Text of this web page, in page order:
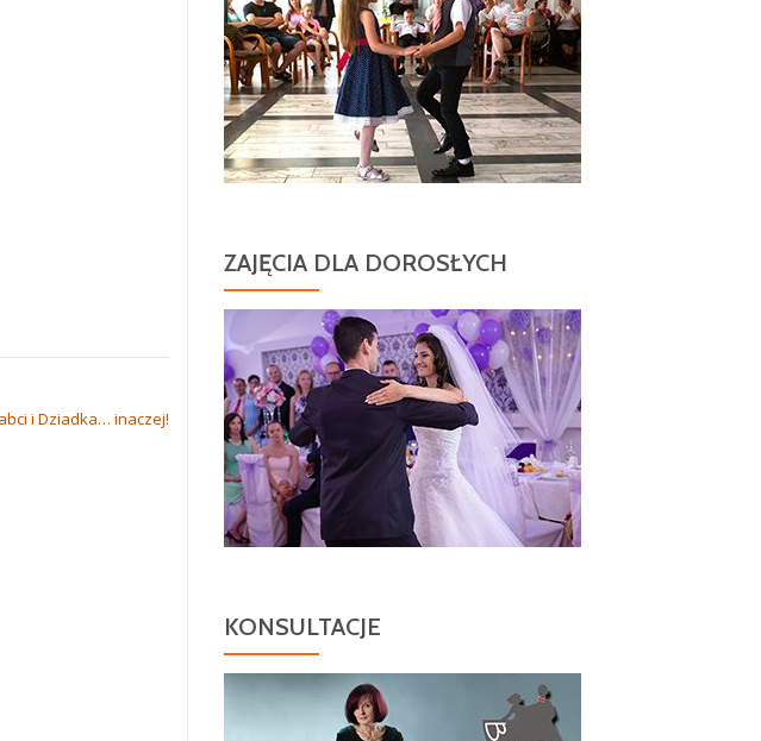
i Dziadka… inaczej!
ZAJĘCIA DLA DOROSŁYCH
KONSULTACJE